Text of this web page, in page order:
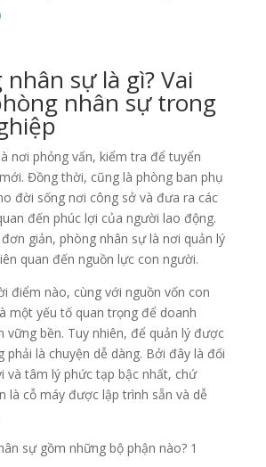
nhân sự là gì? Vai
nhân sự trong
nơi phỏng vấn, kiểm tra để tuyển
Đồng thời, cũng là phòng ban phụ
đời sống nơi công sở và đưa ra các
đến phúc lợi của người lao động.
giản, phòng nhân sự là nơi quản lý
quan đến nguồn lực con người.
điểm nào, cùng với nguồn vốn con
một yếu tố quan trọng để doanh
vững bền. Tuy nhiên, để quản lý được
phải là chuyện dễ dàng. Bởi đây là đối
và tâm lý phức tạp bậc nhất, chứ
là cỗ máy được lập trình sẵn và dễ